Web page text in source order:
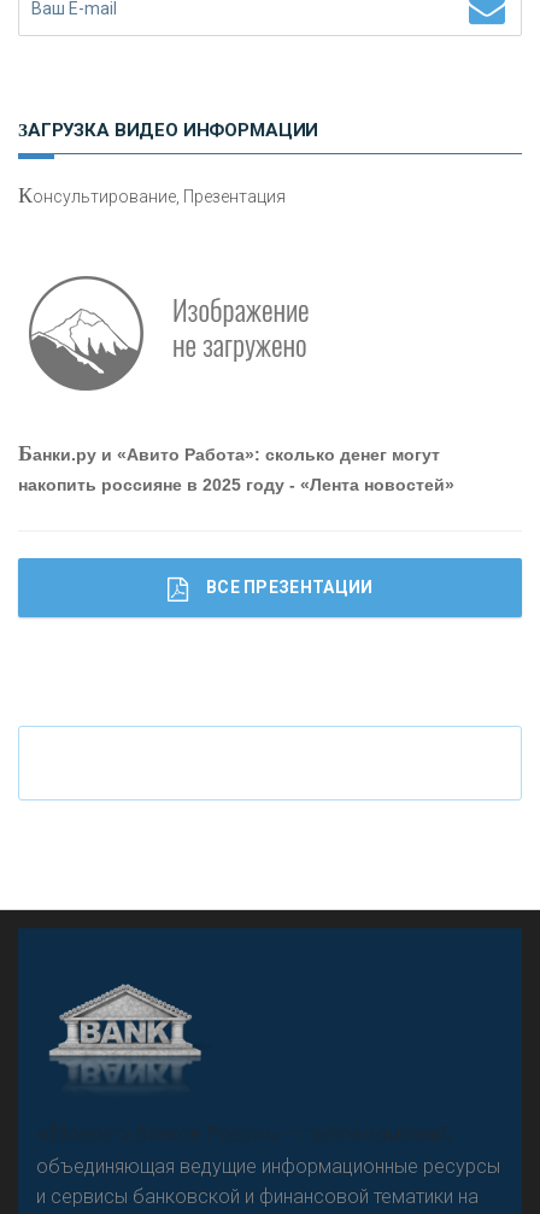
привлечь и удержать персонал - «Интервью»
Что будет с наличными деньгами при цифровом
ЗАГРУЗКА ВИДЕО ИНФОРМАЦИИ
Консультирование, Презентация
Банки.ру и «Авито Работа»: сколько денег могут
накопить россияне в 2025 году - «Лента новостей»
ВСЕ ПРЕЗЕНТАЦИИ
«Н
овости Банков России» – группа компаний,
объединяющая ведущие информационные ресурсы
и сервисы банковской и финансовой тематики на